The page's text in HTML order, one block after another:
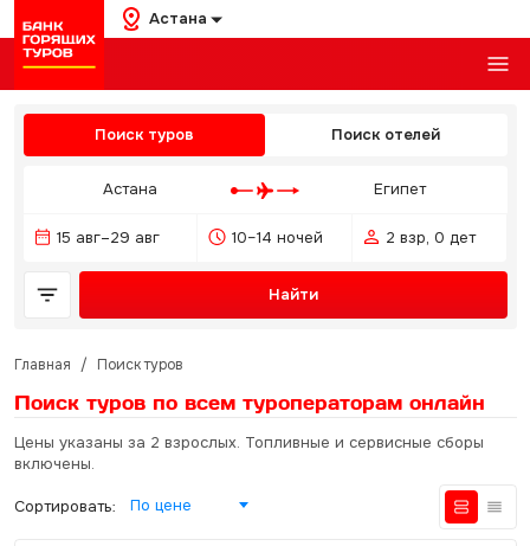
Астана
Поиск туров Поиск отелей
Астана Египет
15 авг–29 авг 10–14 ночей 2 взр, 0 дет
Найти
Главная / Поиск туров
Поиск туров по всем туроператорам онлайн
Цены указаны за 2 взрослых. Топливные и сервисные сборы
включены.
Сортировать: По цене